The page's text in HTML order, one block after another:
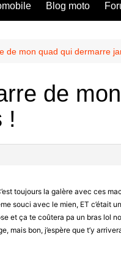
Blog moto
de mon quad qui dermarre
de
!
toujours la galère avec ces
souci avec le mien, ET c’était
et ça te coûtera pa un bras lol
mais bon, j’espère que t’y